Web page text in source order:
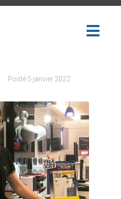
Posté 5 janvier 2022